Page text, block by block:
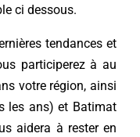
ci dessous.
tendances et
participerez à au
votre région, ainsi
les ans) et Batimat
aidera à rester en